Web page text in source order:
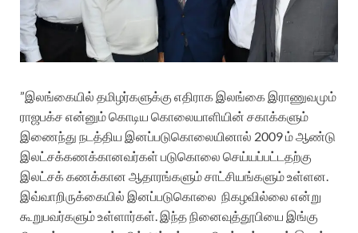
”இலங்கையில் தமிழர்களுக்கு எதிராக இலங்கை இராணுவமும்
ராஜபக்ச என்னும் கொடிய கொலையாளியின் சகாக்களும்
இணைந்து நடத்திய இனப்படுகொலையினால் 2009 ம் ஆண்டு
இலட்சக்கணக்கானவர்கள் படுகொலை செய்யப்பட்டதற்கு
இலட்சக் கணக்கான ஆதாரங்களும் சாட்சியங்களும் உள்ளன.
இவ்வாறிருக்கையில் இனப்படுகொலை நிகழவில்லை என்று
கூறுபவர்களும் உள்ளார்கள். இந்த நினைவுத்தூபியை இங்கு